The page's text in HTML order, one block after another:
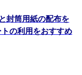
封筒用紙の配布を
の利用をおすすめ